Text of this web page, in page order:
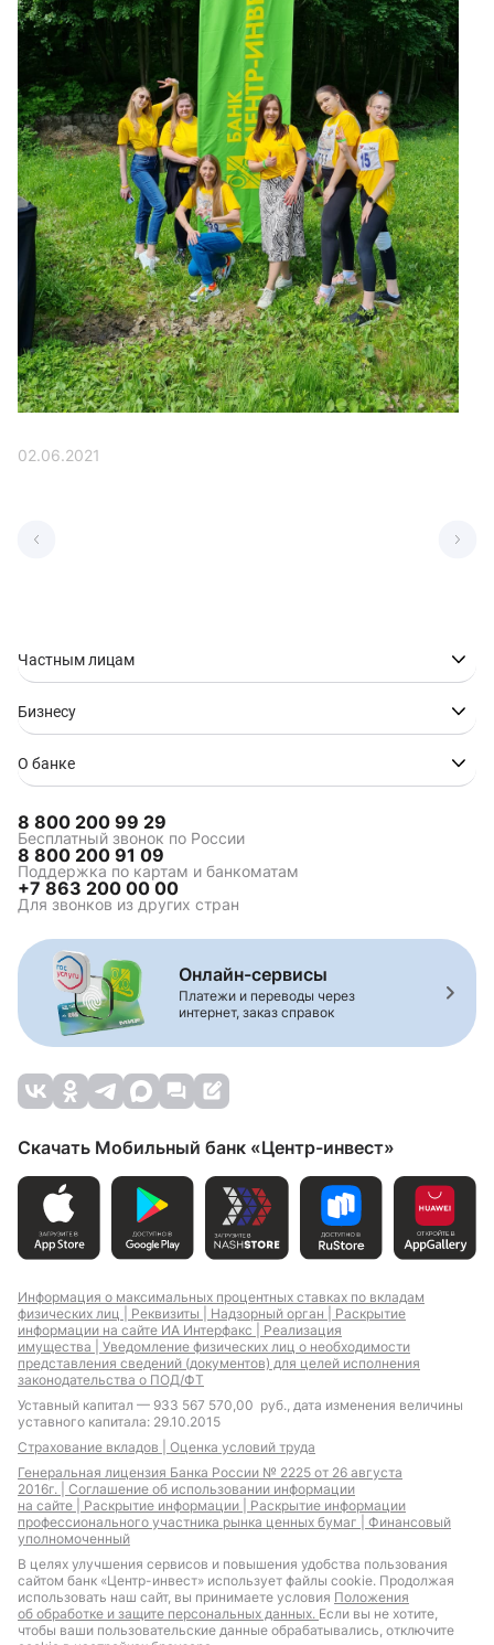
02.06.2021
Частным лицам
Бизнесу
О банке
8 800 200 99 29
Бесплатный звонок по России
8 800 200 91 09
Поддержка по картам и банкоматам
+7 863 200 00 00
Для звонков из других стран
Онлайн-сервисы
Платежи и переводы через
интернет, заказ справок
Скачать Мобильный банк «Центр-инвест»
Информация о максимальных процентных ставках по вкладам
физических лиц | Реквизиты | Надзорный орган | Раскрытие
информации на сайте ИА Интерфакс | Реализация
имущества | Уведомление физических лиц о необходимости
представления сведений (документов) для целей исполнения
законодательства о ПОД/ФТ
Уставный капитал — 933 567 570,00 руб., дата изменения величины
уставного капитала: 29.10.2015
Страхование вкладов | Оценка условий труда
Генеральная лицензия Банка России № 2225 от 26 августа
2016г. | Соглашение об использовании информации
на сайте | Раскрытие информации | Раскрытие информации
профессионального участника рынка ценных бумаг | Финансовый
уполномоченный
В целях улучшения сервисов и повышения удобства пользования
сайтом банк «Центр-инвест» использует файлы cookie. Продолжая
использовать наш сайт, вы принимаете условия Положения
об обработке и защите персональных данных. Если вы не хотите,
чтобы ваши пользовательские данные обрабатывались, отключите